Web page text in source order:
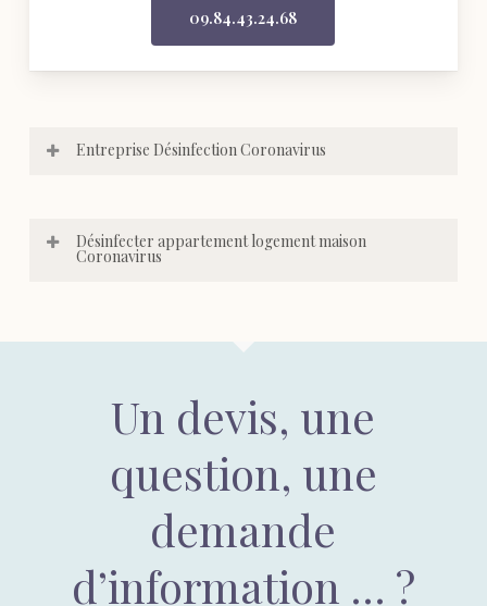
09.84.43.24.68
Entreprise Désinfection Coronavirus
Désinfecter appartement logement maison
Coronavirus
Un devis, une
question, une
demande
d’information … ?